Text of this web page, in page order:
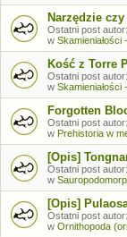
Narzędzie
Ostatni post autor:
w Skamieniałości
Kość z Torre
Ostatni post autor:
w Skamieniałości
Forgotten
Ostatni post autor:
w Prehistoria w
[Opis]
Ostatni post autor:
w
[Opis]
Ostatni post autor:
w Ornithopoda